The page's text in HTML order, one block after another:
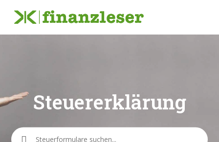
Steuererklärung
Suche